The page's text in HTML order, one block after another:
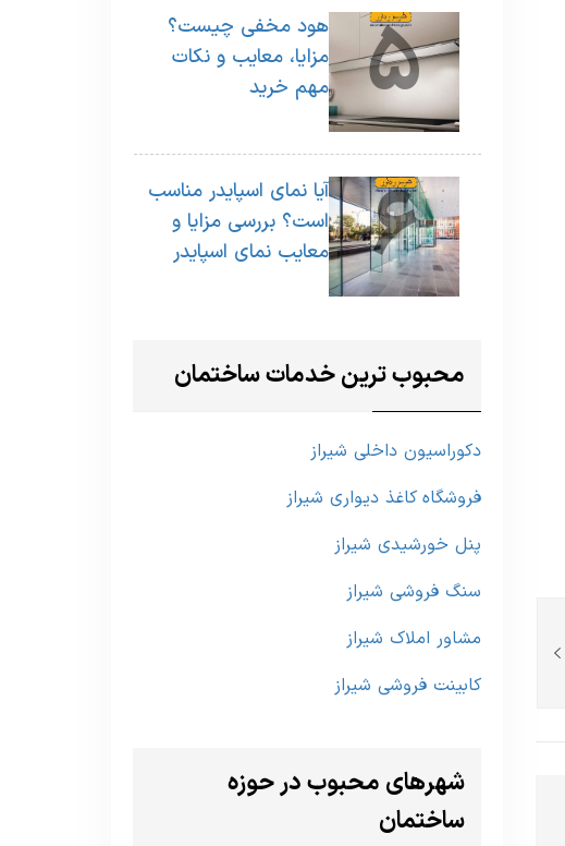
5
هود مخفی چیست؟
مزایا، معایب و نکات
مهم خرید
6
آیا نمای اسپایدر مناسب
است؟ بررسی مزایا و
معایب نمای اسپایدر
محبوب ترین خدمات ساختمان
دکوراسیون داخلی شیراز
فروشگاه کاغذ دیواری شیراز
پنل خورشیدی شیراز
سنگ فروشی شیراز
مشاور املاک شیراز
کابینت فروشی شیراز
شهرهای محبوب در حوزه
ساختمان